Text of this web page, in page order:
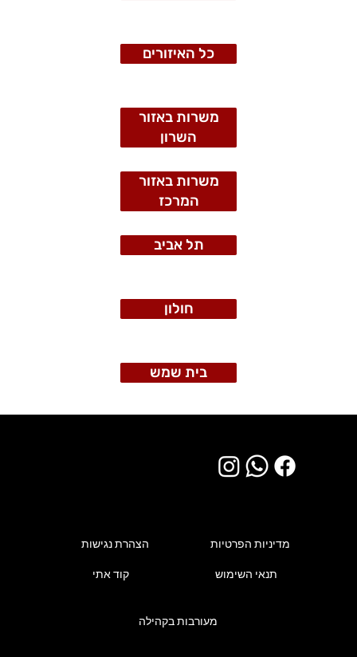
כל האיזורים
חולון
בית שמש
משרות באזור
המרכז
תל אביב
משרות באזור
השרון
הצהרת נגישות מדיניות הפרטיות
קוד אתי תנאי השימוש
מעורבות בקהילה